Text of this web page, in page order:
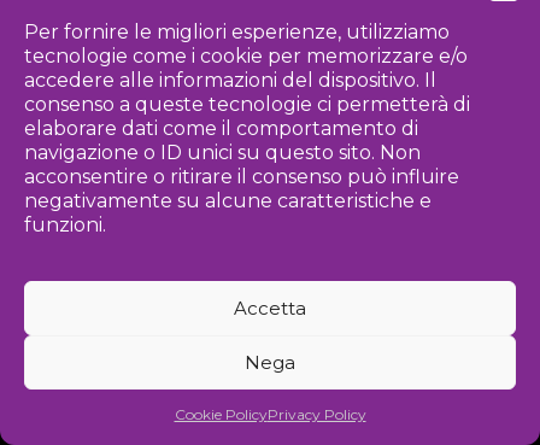
Per fornire le migliori esperienze, utilizziamo
tecnologie come i cookie per memorizzare e/o
accedere alle informazioni del dispositivo. Il
consenso a queste tecnologie ci permetterà di
elaborare dati come il comportamento di
navigazione o ID unici su questo sito. Non
acconsentire o ritirare il consenso può influire
negativamente su alcune caratteristiche e
funzioni.
Accetta
Nega
Cookie PolicyPrivacy Policy
PRIVACY POLICY
Iniziativa
Associazione culturale per la promozione delle arti visive
2026 Associazione Kou - [cf] 97815340589